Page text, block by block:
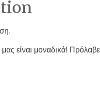
είναι μοναδικά!